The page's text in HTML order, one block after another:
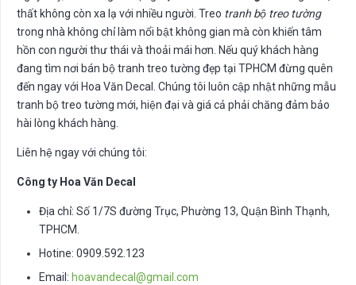
thất không còn xa lạ với nhiều người. Treo tranh bộ treo tường
trong nhà không chỉ làm nổi bật không gian mà còn khiến tâm
hồn con người thư thái và thoải mái hơn. Nếu quý khách hàng
đang tìm nơi bán bộ tranh treo tường đẹp tại TPHCM đừng quên
đến ngay với Hoa Văn Decal. Chúng tôi luôn cập nhật những mẫu
tranh bộ treo tường mới, hiện đại và giá cả phải chăng đảm bảo
hài lòng khách hàng.
Liên hệ ngay với chúng tôi:
Công ty Hoa Văn Decal
Địa chỉ: Số 1/7S đường Trục, Phường 13, Quận Bình Thạnh,
TPHCM.
Hotine: 0909.592.123
Email: hoavandecal@gmail.com